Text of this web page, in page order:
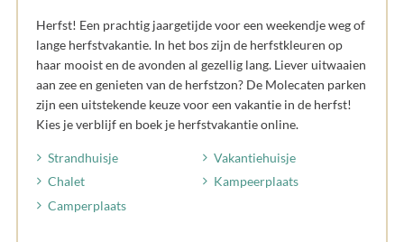
Herfst! Een prachtig jaargetijde voor een weekendje weg of
lange herfstvakantie. In het bos zijn de herfstkleuren op
haar mooist en de avonden al gezellig lang. Liever uitwaaien
aan zee en genieten van de herfstzon? De Molecaten parken
zijn een uitstekende keuze voor een vakantie in de herfst!
Kies je verblijf en boek je herfstvakantie online.
Strandhuisje
Vakantiehuisje
Chalet
Kampeerplaats
Camperplaats